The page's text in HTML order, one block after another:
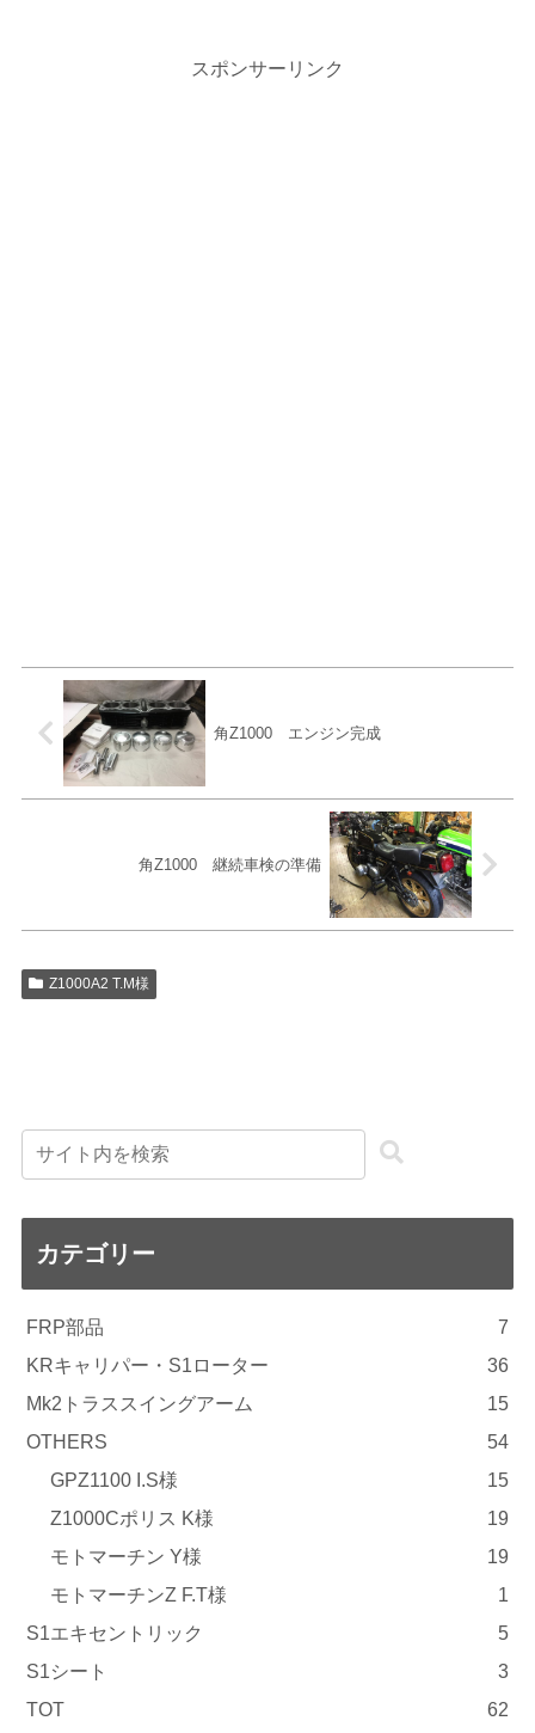
スポンサーリンク
角Z1000 エンジン完成
角Z1000 継続車検の準備
Z1000A2 T.M様
カテゴリー
FRP部品
7
KRキャリパー・S1ローター
36
Mk2トラススイングアーム
15
OTHERS
54
GPZ1100 I.S様
15
Z1000Cポリス K様
19
モトマーチン Y様
19
モトマーチンZ F.T様
1
S1エキセントリック
5
S1シート
3
TOT
62